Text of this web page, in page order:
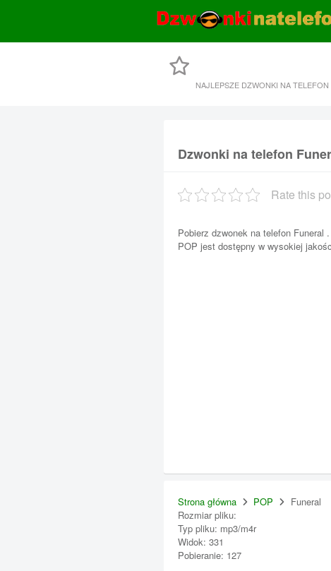
NAJLEPSZE DZWONKI NA TELEFON
Dzwonki na telefon
Rate this
Pobierz dzwonek na telefon Funeral
POP jest dostępny w wysokiej
Strona główna POP
Funeral
Rozmiar pliku:
Typ pliku: mp3/m4r
Widok: 331
Pobieranie: 127